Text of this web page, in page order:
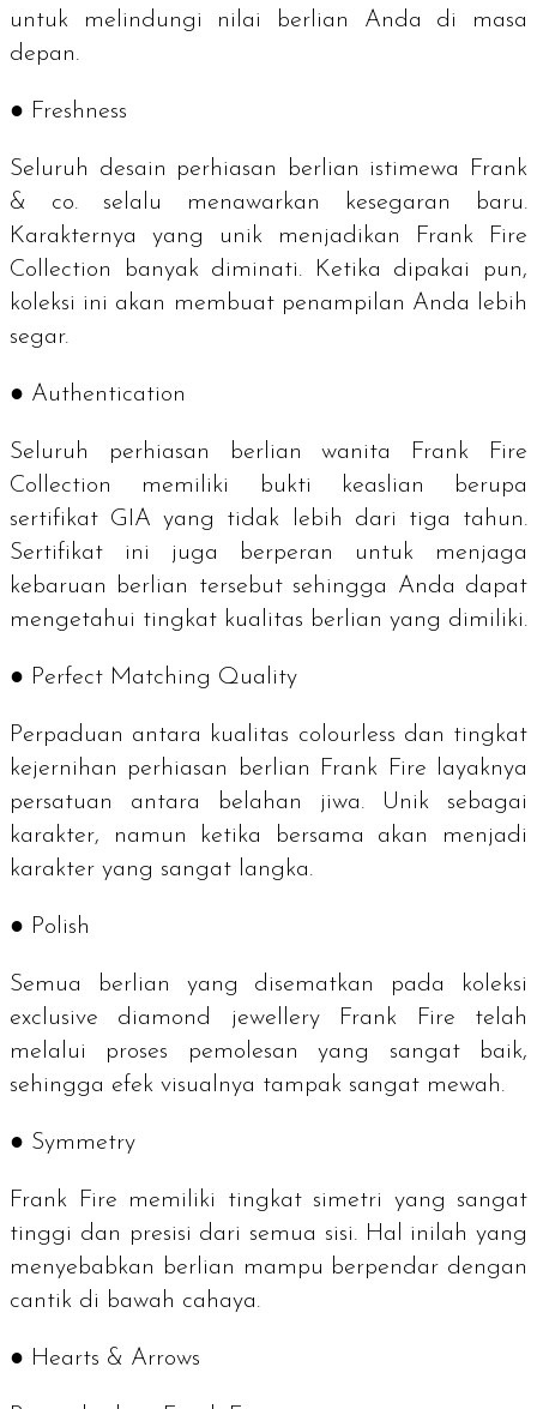
untuk melindungi nilai berlian Anda di masa
depan.
● Freshness
Seluruh desain perhiasan berlian istimewa Frank
& co. selalu menawarkan kesegaran baru.
Karakternya yang unik menjadikan Frank Fire
Collection banyak diminati. Ketika dipakai pun,
koleksi ini akan membuat penampilan Anda lebih
segar.
● Authentication
Seluruh perhiasan berlian wanita Frank Fire
Collection memiliki bukti keaslian berupa
sertifikat GIA yang tidak lebih dari tiga tahun.
Sertifikat ini juga berperan untuk menjaga
kebaruan berlian tersebut sehingga Anda dapat
mengetahui tingkat kualitas berlian yang dimiliki.
● Perfect Matching Quality
Perpaduan antara kualitas colourless dan tingkat
kejernihan perhiasan berlian Frank Fire layaknya
persatuan antara belahan jiwa. Unik sebagai
karakter, namun ketika bersama akan menjadi
karakter yang sangat langka.
● Polish
Semua berlian yang disematkan pada koleksi
exclusive diamond jewelleryFrank Fire telah
melalui proses pemolesan yang sangat baik,
sehingga efek visualnya tampak sangat mewah.
● Symmetry
Frank Fire memiliki tingkat simetri yang sangat
tinggi dan presisi dari semua sisi. Hal inilah yang
menyebabkan berlian mampu berpendar dengan
cantik di bawah cahaya.
● Hearts & Arrows